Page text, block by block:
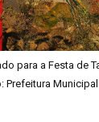
para a Festa de
Prefeitura